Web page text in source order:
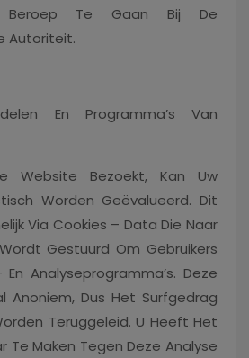
Te Gaan Bij De
Autoriteit.
En Programma’s Van
Website Bezoekt, Kan Uw
Worden Geëvalueerd. Dit
Via Cookies – Data Die Naar
Gestuurd Om Gebruikers
Analyseprogramma’s. Deze
Anoniem, Dus Het Surfgedrag
Teruggeleid. U Heeft Het
Te Maken Tegen Deze Analyse